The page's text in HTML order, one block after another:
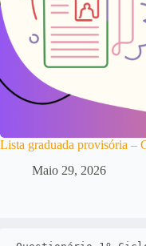
Lista graduada provisória –
Maio 29, 2026